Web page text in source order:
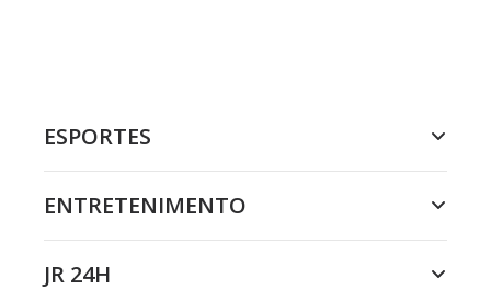
ESPORTES
ENTRETENIMENTO
JR 24H